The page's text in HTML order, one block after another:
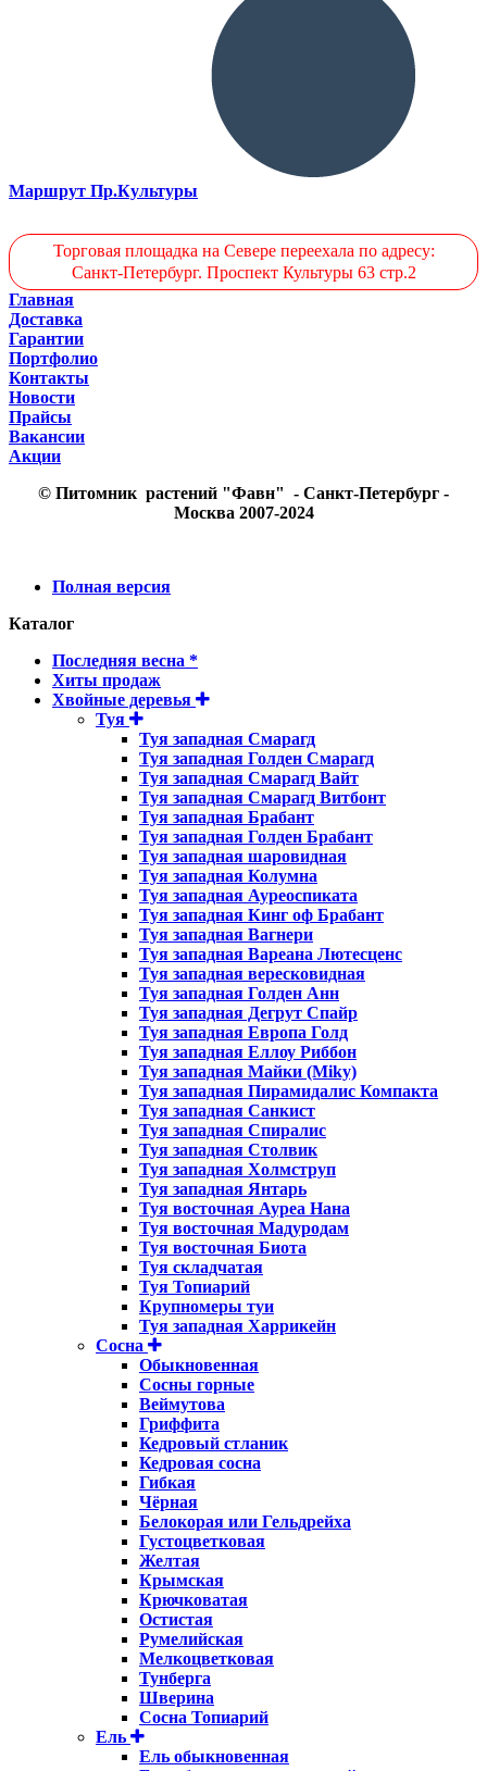
Маршрут Пр.Культуры
Торговая площадка на Севере переехала по адресу:
Санкт-Петербург. Проспект Культуры 63 стр.2
Главная
Доставка
Гарантии
Портфолио
Контакты
Новости
Прайсы
Вакансии
Акции
© Питомник растений "Фавн" - Санкт-Петербург -
Москва 2007-2024
Полная версия
Каталог
Последняя весна *
Хиты продаж
Хвойные деревья
Туя
Туя западная Смарагд
Туя западная Голден Смарагд
Туя западная Смарагд Вайт
Туя западная Смарагд Витбонт
Туя западная Брабант
Туя западная Голден Брабант
Туя западная шаровидная
Туя западная Колумна
Туя западная Ауреоспиката
Туя западная Кинг оф Брабант
Туя западная Вагнери
Туя западная Вареана Лютесценс
Туя западная вересковидная
Туя западная Голден Анн
Туя западная Дегрут Спайр
Туя западная Европа Голд
Туя западная Еллоу Риббон
Туя западная Майки (Miky)
Туя западная Пирамидалис Компакта
Туя западная Санкист
Туя западная Спиралис
Туя западная Столвик
Туя западная Холмструп
Туя западная Янтарь
Туя восточная Ауреа Нана
Туя восточная Мадуродам
Туя восточная Биота
Туя складчатая
Туя Топиарий
Крупномеры туи
Туя западная Харрикейн
Сосна
Обыкновенная
Сосны горные
Веймутова
Гриффита
Кедровый стланик
Кедровая сосна
Гибкая
Чёрная
Белокорая или Гельдрейха
Густоцветковая
Желтая
Крымская
Крючковатая
Остистая
Румелийская
Мелкоцветковая
Тунберга
Шверина
Сосна Топиарий
Ель
Ель обыкновенная